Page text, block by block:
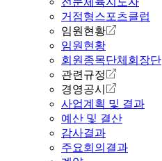
거점형스포츠클럽
임원현황
임원현황
회원종목단체회장단
관련규정
경영공시
사업계획 및 결과
예산 및 결산
감사결과
주요회의결과